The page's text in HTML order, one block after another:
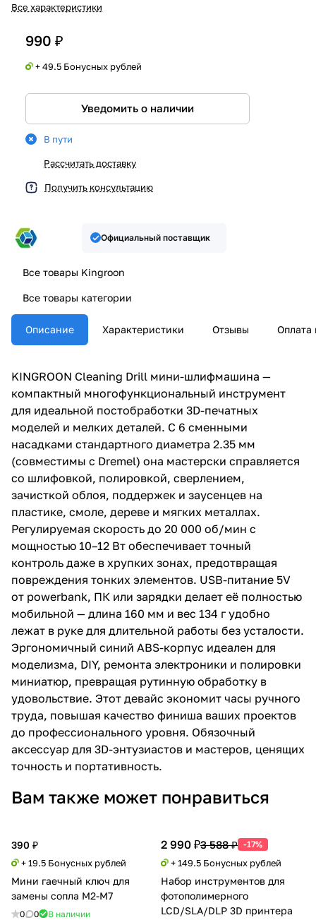
Все характеристики
990 ₽
+ 49.5 Бонусных рублей
Уведомить о наличии
В пути
Рассчитать доставку
Получить консультацию
Официальный поставщик
Все товары Kingroon
Все товары категории
Описание Характеристики Отзывы Оплата
KINGROON Cleaning Drill мини-шлифмашина —
компактный многофункциональный инструмент
для идеальной постобработки 3D-печатных
моделей и мелких деталей. С 6 сменными
насадками стандартного диаметра 2.35 мм
(совместимы с Dremel) она мастерски справляется
со шлифовкой, полировкой, сверлением,
зачисткой облоя, поддержек и заусенцев на
пластике, смоле, дереве и мягких металлах.
Регулируемая скорость до 20 000 об/мин с
мощностью 10–12 Вт обеспечивает точный
контроль даже в хрупких зонах, предотвращая
повреждения тонких элементов. USB-питание 5V
от powerbank, ПК или зарядки делает её полностью
мобильной — длина 160 мм и вес 134 г удобно
лежат в руке для длительной работы без усталости.
Эргономичный синий ABS-корпус идеален для
моделизма, DIY, ремонта электроники и полировки
миниатюр, превращая рутинную обработку в
удовольствие. Этот девайс экономит часы ручного
труда, повышая качество финиша ваших проектов
до профессионального уровня. Обязочный
аксессуар для 3D-энтузиастов и мастеров, ценящих
точность и портативность.
Вам также может понравиться
390 ₽
+ 19.5 Бонусных рублей
Мини гаечный ключ для
замены сопла М2-М7
0 0 В наличии
2 990 ₽3 588 ₽ -17%
+ 149.5 Бонусных рублей
Набор инструментов для
фотополимерного
LCD/SLA/DLP 3D принтера